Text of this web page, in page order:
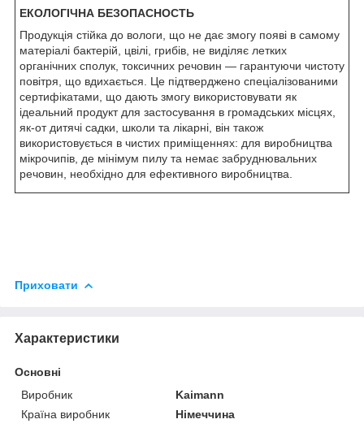
ЕКОЛОГІЧНА БЕЗОПАСНОСТЬ
Продукція стійка до вологи, що не дає змогу появі в самому
матеріалі бактерій, цвілі, грибів, не виділяє летких
органічних сполук, токсичних речовин — гарантуючи чистоту
повітря, що вдихається. Це підтверджено спеціалізованими
сертифікатами, що дають змогу використовувати як
ідеальний продукт для застосування в громадських місцях,
як-от дитячі садки, школи та лікарні, він також
використовується в чистих приміщеннях: для виробництва
мікрочипів, де мінімум пилу та немає забруднювальних
речовин, необхідно для ефективного виробництва.
Приховати
Характеристики
Основні
Виробник
Kaimann
Країна виробник
Німеччина